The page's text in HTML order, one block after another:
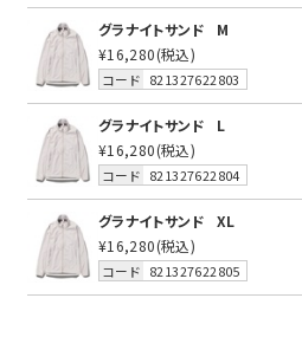
グラナイトサンド
M
¥16,280(税込)
コード 821327622803
グラナイトサンド
L
¥16,280(税込)
コード 821327622804
グラナイトサンド
XL
¥16,280(税込)
コード 821327622805